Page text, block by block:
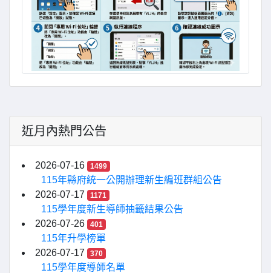
近月內熱門公告
2026-07-16 1499
115年縣府統一公開辦理新生編班群組公告
2026-07-17
1171
115學年度新生導師抽籤結果公告
2026-07-26
401
115年升學榜單
2026-07-17
370
115學年度導師名單